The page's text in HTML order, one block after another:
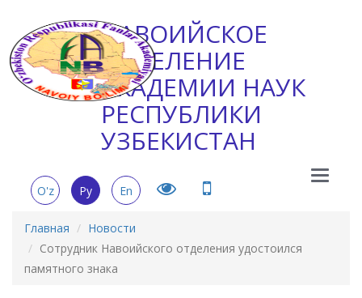
НАВОИЙСКОЕ
ОТДЕЛЕНИЕ
АКАДЕМИИ НАУК
РЕСПУБЛИКИ
УЗБЕКИСТАН
Main
O'z Ру En
Главная
Новости
Сотрудник Навоийского отделения удостоился
памятного знака